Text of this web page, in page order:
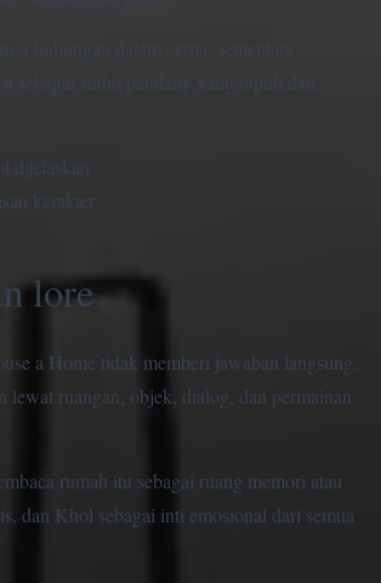
hubungan dalam cerita, sementara
sebagai sudut pandang yang rapuh dan
dijelaskan
karakter
lore
a Home tidak memberi jawaban langsung.
lewat ruangan, objek, dialog, dan permainan
rumah itu sebagai ruang memori atau
dan Khol sebagai inti emosional dari semua